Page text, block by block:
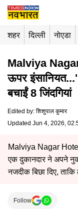
शहर दिल्ली नोएडा
Malviya
ऊपर इंसानियत...'
बचाईं 8 जिंदगियां
Edited by: शिशुपाल कुमार
Updated Jun 4, 2026,
Malviya Nagar Hotel
एक दुकानदार ने अपने
नजदीक बिछा दिए,
Follow